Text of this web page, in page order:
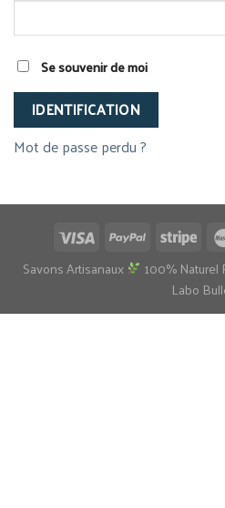
Se souvenir de moi
IDENTIFICATION
Mot de passe perdu ?
Savons Artisanaux 100% Naturel
Labo